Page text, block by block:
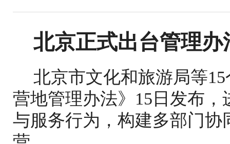
北京正式出台管理
北京市文化和旅游局等
营地管理办法》15日发布
与服务行为，构建多部门